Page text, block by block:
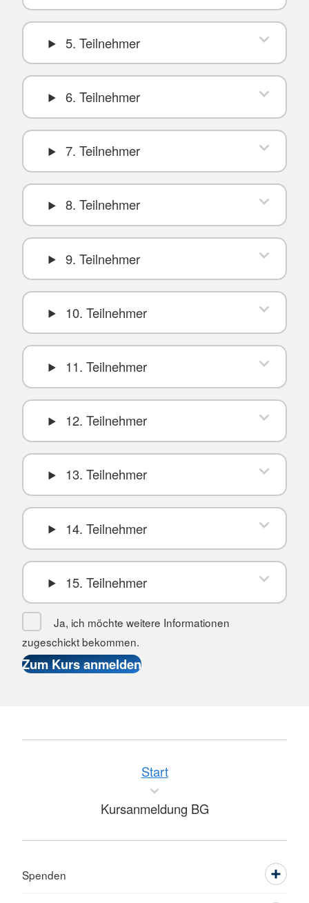
5. Teilnehmer
6. Teilnehmer
7. Teilnehmer
8. Teilnehmer
9. Teilnehmer
10. Teilnehmer
11. Teilnehmer
12. Teilnehmer
13. Teilnehmer
14. Teilnehmer
15. Teilnehmer
Ja, ich möchte weitere Informationen
zugeschickt bekommen.
Start
Kursanmeldung BG
Spenden